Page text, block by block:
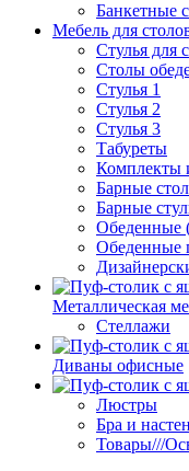
Банкетные
Мебель для
Стулья для
Столы
Стулья 1
Стулья 2
Стулья 3
Табуреты
Комплекты
Барные
Барные
Обеденные
Обеденные
Металлическая
Стеллажи
Диваны офисные
Люстры
Бра и
Товары///